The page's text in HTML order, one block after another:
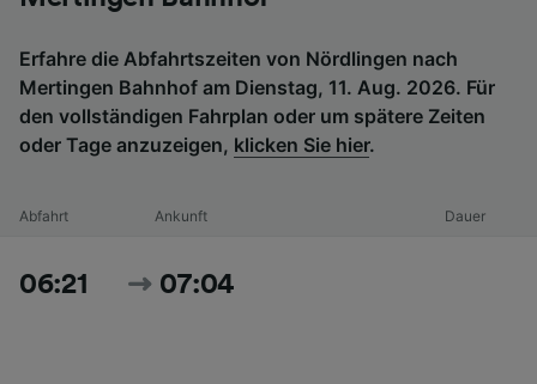
Erfahre die Abfahrtszeiten von Nördlingen nach
Mertingen Bahnhof am Dienstag, 11. Aug. 2026. Für
den vollständigen Fahrplan oder um spätere Zeiten
oder Tage anzuzeigen, klicken Sie hier.
Abfahrt Ankunft Dauer
06:21 07:04